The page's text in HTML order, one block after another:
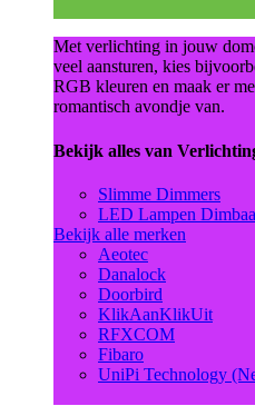
Met verlichting in jouw
veel aansturen, kies
RGB kleuren en maak er
romantisch avondje van.
Bekijk alles van
Slimme Dimmers
LED Lampen
Bekijk alle merken
Aeotec
Danalock
Doorbird
KlikAanKlikUit
RFXCOM
Fibaro
UniPi Technology